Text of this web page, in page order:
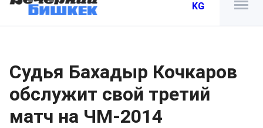
KG
Судья Бахадыр Кочкаров
обслужит свой третий
матч на ЧМ-2014